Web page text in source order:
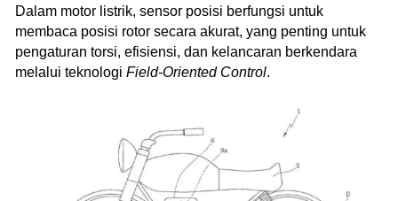
Dalam motor listrik, sensor posisi berfungsi untuk
membaca posisi rotor secara akurat, yang penting untuk
pengaturan torsi, efisiensi, dan kelancaran berkendara
melalui teknologi Field-Oriented Control.